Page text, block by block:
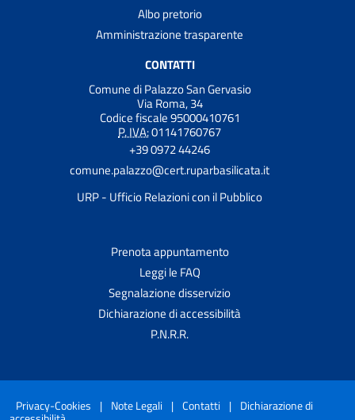
Albo pretorio
Amministrazione trasparente
CONTATTI
Comune di Palazzo San Gervasio
Via Roma, 34
Codice fiscale 95000410761
P. IVA:01141760767
+39 0972 44246
comune.palazzo@cert.ruparbasilicata.it
URP - Ufficio Relazioni con il Pubblico
Prenota appuntamento
Leggi le FAQ
Segnalazione disservizio
Dichiarazione di accessibilità
P.N.R.R.
Privacy-Cookies | Note Legali | Contatti | Dichiarazione di